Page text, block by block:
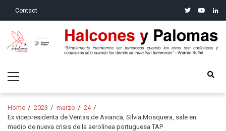
Contact twitteryoutube
Halcones y Palomas
Menu
Home 2023 marzo
24
Ex vicepresidenta de Ventas de Avianca, Silvia Mosquera, sale en
medio de nueva crisis de la aerolínea portuguesa TAP